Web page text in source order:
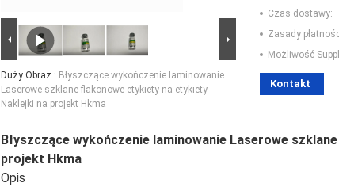
Duży Obraz : Błyszczące wykończenie laminowanie
Laserowe szklane flakonowe etykiety na etykiety
Naklejki na projekt Hkma
Czas dostawy:
Zasady
Możliwość
Kontakt
Błyszczące wykończenie laminowanie Laserowe
projekt Hkma
Opis